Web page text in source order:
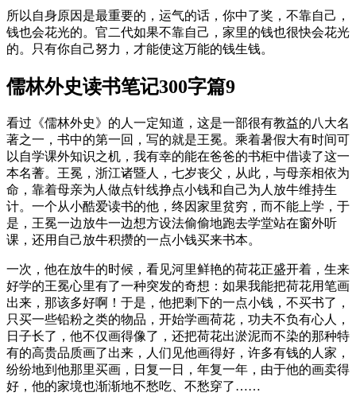
所以自身原因是最重要的，运气的话，你中了奖，不靠自己，
钱也会花光的。官二代如果不靠自己，家里的钱也很快会花光
的。只有你自己努力，才能使这万能的钱生钱。
儒林外史读书笔记300字篇9
看过《儒林外史》的人一定知道，这是一部很有教益的八大名
著之一，书中的第一回，写的就是王冕。乘着暑假大有时间可
以自学课外知识之机，我有幸的能在爸爸的书柜中借读了这一
本名蓍。王冕，浙江诸暨人，七岁丧父，从此，与母亲相依为
命，靠着母亲为人做点针线挣点小钱和自己为人放牛维持生
计。一个从小酷爱读书的他，终因家里贫穷，而不能上学，于
是，王冕一边放牛一边想方设法偷偷地跑去学堂站在窗外听
课，还用自己放牛积攒的一点小钱买来书本。
一次，他在放牛的时候，看见河里鲜艳的荷花正盛开着，生来
好学的王冕心里有了一种突发的奇想：如果我能把荷花用笔画
出来，那该多好啊！于是，他把剩下的一点小钱，不买书了，
只买一些铅粉之类的物品，开始学画荷花，功夫不负有心人，
日子长了，他不仅画得像了，还把荷花出淤泥而不染的那种特
有的高贵品质画了出来，人们见他画得好，许多有钱的人家，
纷纷地到他那里买画，日复一日，年复一年，由于他的画卖得
好，他的家境也渐渐地不愁吃、不愁穿了……